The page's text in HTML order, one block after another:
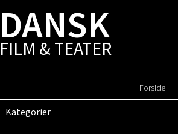
DANSK
FILM & TEATER
Forside
Kategorier